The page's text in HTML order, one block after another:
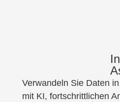
Verwandeln Sie Daten
mit KI, fortschrittlichen